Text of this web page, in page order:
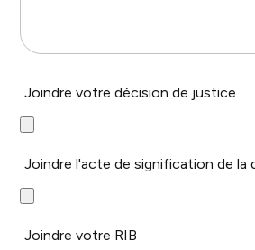
Joindre votre décision de justice
Joindre l'acte de signification de la
Joindre votre RIB